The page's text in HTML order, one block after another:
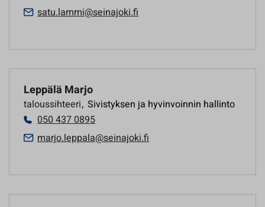
satu.lammi@seinajoki.fi
Leppälä Marjo
taloussihteeri, Sivistyksen ja hyvinvoinnin hallinto
050 437 0895
marjo.leppala@seinajoki.fi